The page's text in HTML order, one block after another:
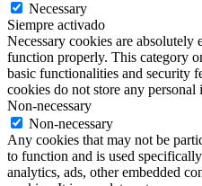
Necessary
Siempre activado
Necessary cookies are absolutely
function properly. This category
basic functionalities and security
cookies do not store any personal
Non-necessary
Non-necessary
Any cookies that may not be
to function and is used
analytics, ads, other embedded